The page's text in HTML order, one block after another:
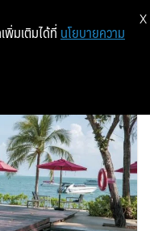
พิ่มเติมได้ที่ นโยบายความ
X